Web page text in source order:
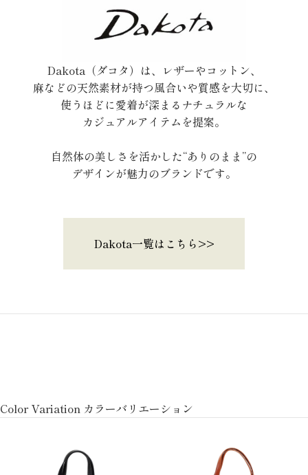
Dakota（ダコタ）は、レザーやコットン、
麻などの天然素材が持つ風合いや質感を大切に、
使うほどに愛着が深まるナチュラルな
カジュアルアイテムを提案。
自然体の美しさを活かした“ありのまま”の
デザインが魅力のブランドです。
Dakota一覧はこちら>>
Color Variation カラーバリエーション